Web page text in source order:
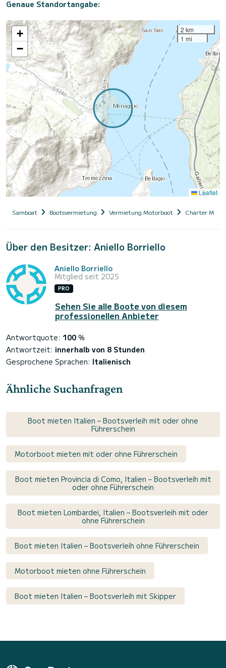
Genaue Standortangabe:
+
−
2 km
1 mi
Leaflet
Samboat Bootsvermietung Vermietung Motorboot Charter
Über den Besitzer: Aniello Borriello
Aniello Borriello
Mitglied seit 2025
PRO
Sehen Sie alle Boote von diesem
professionellen Anbieter
Antwortquote: 100 %
Antwortzeit: innerhalb von 8 Stunden
Gesprochene Sprachen: Italienisch
Ähnliche Suchanfragen
Boot mieten Italien – Bootsverleih mit oder ohne
Führerschein
Motorboot mieten mit oder ohne Führerschein
Boot mieten Provincia di Como, Italien – Bootsverleih mit
oder ohne Führerschein
Boot mieten Lombardei, Italien – Bootsverleih mit oder
ohne Führerschein
Boot mieten Italien – Bootsverleih ohne Führerschein
Motorboot mieten ohne Führerschein
Boot mieten Italien – Bootsverleih mit Skipper